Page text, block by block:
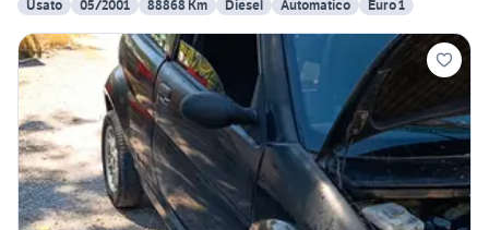
Usato
05/2001 88868 Km Diesel Automatico Euro 1